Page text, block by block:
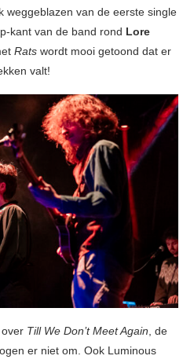
weggeblazen van de eerste single
kant van de band rond Lore
Rats wordt mooi getoond dat er
valt!
Till We Don’t Meet Again, de
er niet om. Ook Luminous